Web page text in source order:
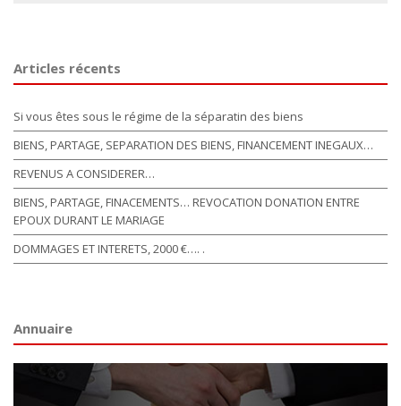
Articles récents
Si vous êtes sous le régime de la séparatin des biens
BIENS, PARTAGE, SEPARATION DES BIENS, FINANCEMENT INEGAUX…
REVENUS A CONSIDERER…
BIENS, PARTAGE, FINACEMENTS… REVOCATION DONATION ENTRE
EPOUX DURANT LE MARIAGE
DOMMAGES ET INTERETS, 2000 €…. .
Annuaire